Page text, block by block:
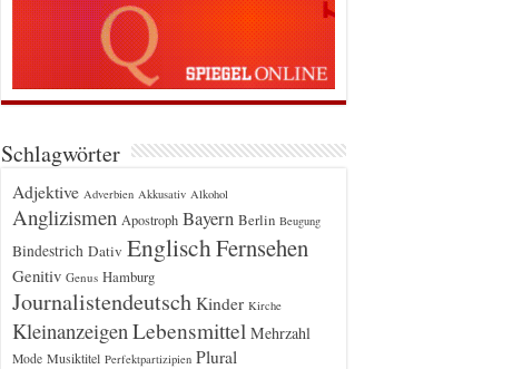
Schlagwörter
Adjektive Adverbien Akkusativ Alkohol
Anglizismen Apostroph Bayern Berlin Beugung
Bindestrich Dativ EnglischFernsehen
Genitiv Genus Hamburg
Journalistendeutsch Kinder Kirche
Kleinanzeigen Lebensmittel Mehrzahl
Mode Musiktitel Perfektpartizipien Plural